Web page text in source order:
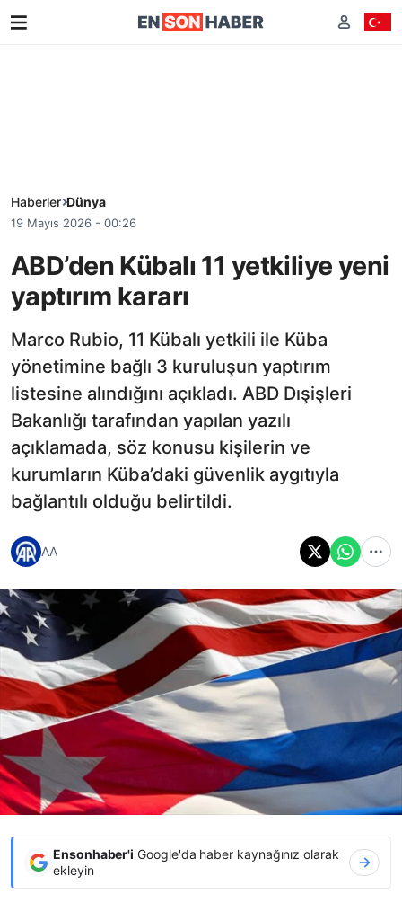
Haberler Dünya
19 Mayıs 2026 - 00:26
ABD’den Kübalı 11 yetkiliye yeni
yaptırım kararı
Marco Rubio, 11 Kübalı yetkili ile Küba
yönetimine bağlı 3 kuruluşun yaptırım
listesine alındığını açıkladı. ABD Dışişleri
Bakanlığı tarafından yapılan yazılı
açıklamada, söz konusu kişilerin ve
kurumların Küba’daki güvenlik aygıtıyla
bağlantılı olduğu belirtildi.
AA
Ensonhaber'i Google'da haber kaynağınız olarak
ekleyin